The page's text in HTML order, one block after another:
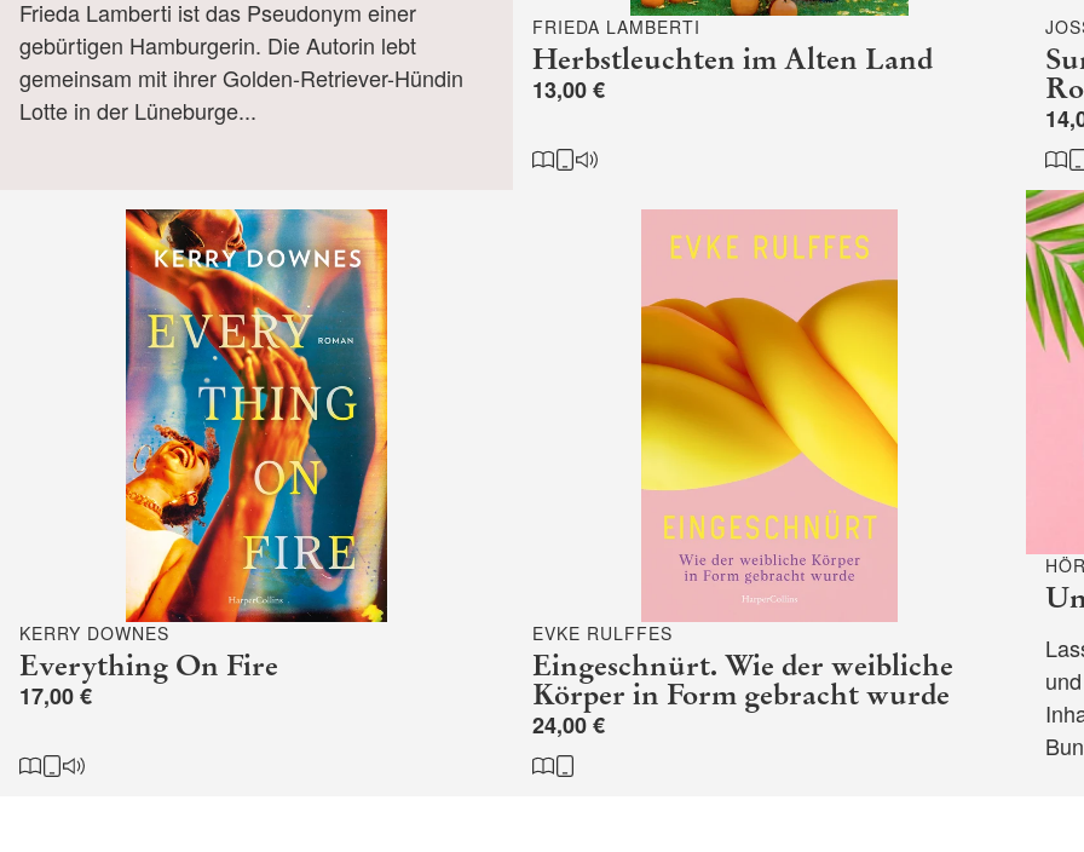
Frieda Lamberti ist das Pseudonym einer
gebürtigen Hamburgerin. Die Autorin lebt
gemeinsam mit ihrer Golden-Retriever-Hündin
Lotte in der Lüneburge...
FRIEDA LAMBERTI
Herbstleuchten im Alten Land
13,00 €
KERRY DOWNES
Everything On Fire
17,00 €
EVKE RULFFES
Eingeschnürt. Wie der weibliche
Körper in Form gebracht wurde
24,00 €